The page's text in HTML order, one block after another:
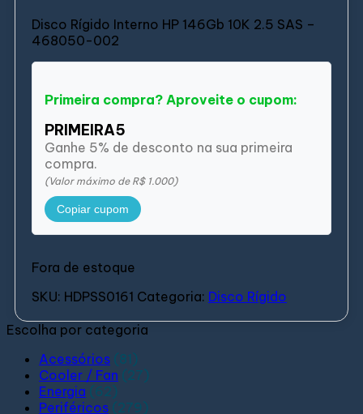
Disco Rígido Interno HP 146Gb 10K 2.5 SAS –
468050-002
Primeira compra? Aproveite o cupom:
PRIMEIRA5
Ganhe 5% de desconto na sua primeira
compra.
(Valor máximo de R$ 1.000)
Copiar cupom
Fora de estoque
SKU: HDPSS0161 Categoria: Disco Rígido
Escolha por categoria
Acessórios (81)
Cooler / Fan (27)
Energia (62)
Periféricos (279)